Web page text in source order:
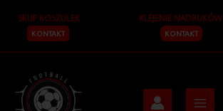
treści
SKUP KOSZULEK
KONTAKT
KLEJENIE NADRUKÓW
KONTAKT